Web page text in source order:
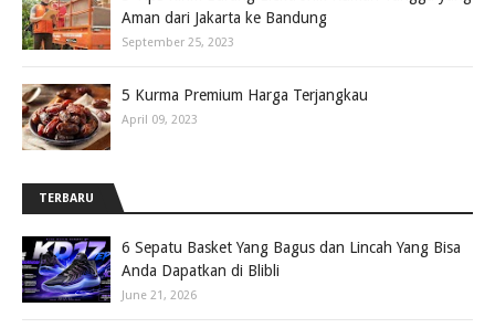
Aman dari Jakarta ke Bandung
September 25, 2023
5 Kurma Premium Harga Terjangkau
April 09, 2023
TERBARU
6 Sepatu Basket Yang Bagus dan Lincah Yang Bisa
Anda Dapatkan di Blibli
June 21, 2026